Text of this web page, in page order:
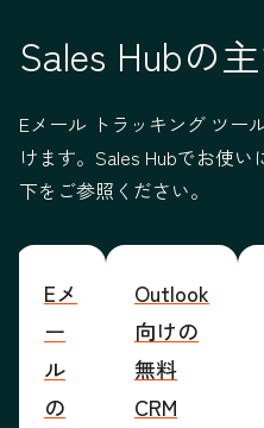
Sales Hubの
Eメール トラッキング ツー
けます。Sales Hubでお使
下をご参照ください。
Eメ
ー
ル
の
Outlook
向けの
無料
CRM